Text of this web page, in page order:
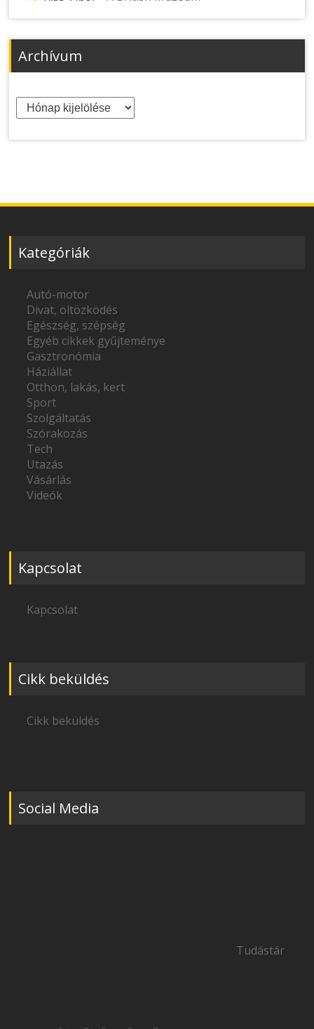
Archívum
Archívum
Kategóriák
Autó-motor
Divat, öltözködés
Egészség, szépség
Egyéb cikkek gyűjteménye
Gasztronómia
Háziállat
Otthon, lakás, kert
Sport
Szolgáltatás
Szórakozás
Tech
Utazás
Vásárlás
Videók
Kapcsolat
Kapcsolat
Cikk beküldés
Cikk beküldés
Social Media
Tudástár